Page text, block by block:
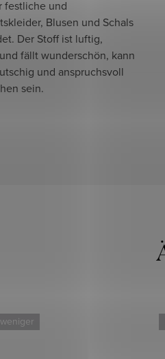
festliche und
Blusen und Schals
Der Stoff ist luftig,
fällt wunderschön, kann
und anspruchsvoll
sein.